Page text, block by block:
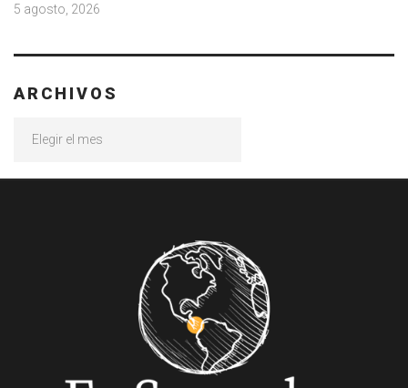
5 agosto, 2026
ARCHIVOS